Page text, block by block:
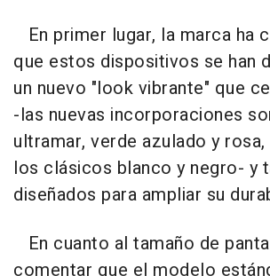
En primer lugar, la marca ha
que estos dispositivos se han
un nuevo "look vibrante" que
-las nuevas incorporaciones
ultramar, verde azulado y rosa,
los clásicos blanco y negro- y
diseñados para ampliar su
En cuanto al tamaño de
comentar que el modelo